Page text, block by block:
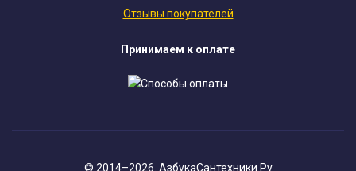
Отзывы покупателей
Принимаем к оплате
© 2014–2026. АзбукаСантехники.Ру